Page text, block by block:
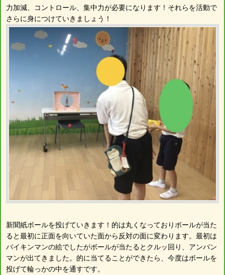
力加減、コントロール、集中力が必要になります！それらを活動で
さらに身につけていきましょう！
新聞紙ボールを投げていきます！的は丸くなっておりボールが当た
ると最初に正面を向いていた面から反対の面に変わります。最初は
バイキンマンの絵でしたがボールが当たるとクルッ回り、アンパン
マンが出てきました。的に当てることができたら、今度はボールを
投げて輪っかの中を通すです。